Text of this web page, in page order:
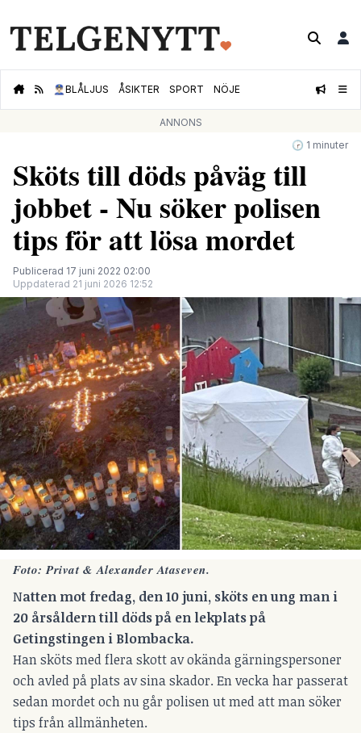
👮🏻‍♂️BLÅLJUS ÅSIKTER SPORT NÖJE
ANNONS
🕝 1 minuter
Sköts till döds påväg till
jobbet - Nu söker polisen
tips för att lösa mordet
Publicerad 17 juni 2022 02:00
Uppdaterad 21 juni 2026 12:52
Foto: Privat & Alexander Ataseven.
Natten mot fredag, den 10 juni, sköts en ung man i
20 årsåldern till dödspå en lekplats på
Getingstingen i Blombacka.
Han sköts med flera skott av okända gärningspersoner
och avled på plats av sina skador. En vecka har passerat
sedan mordet och nu går polisen ut med att man söker
tips från allmänheten.